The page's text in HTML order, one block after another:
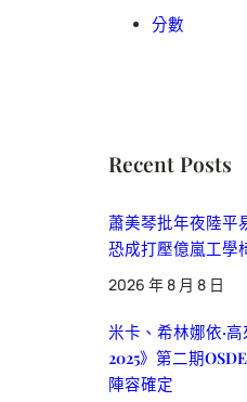
分數
Recent Posts
蕭美琴批年夜陸平
恐成打壓億嵐工學
2026 年 8 月 8 日
米卡、希林娜依·
2025》第二期
陣容確定